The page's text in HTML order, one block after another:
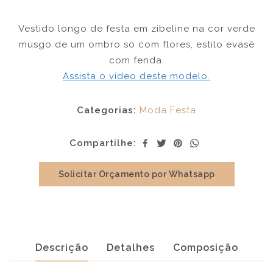
Vestido longo de festa em zibeline na cor verde
musgo de um ombro só com flores, estilo evasê
com fenda.
Assista o vídeo deste modelo.
Categorias: Moda Festa
Compartilhe:
Solicitar Orçamento por Whatsapp
Descrição Detalhes Composição